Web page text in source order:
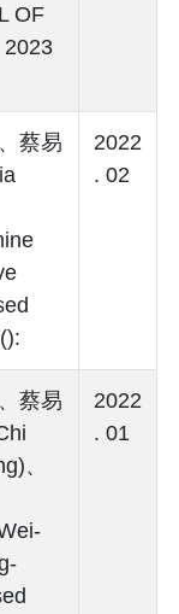
OF
2023
蔡易
2022
. 02
蔡易
、
2022
. 01